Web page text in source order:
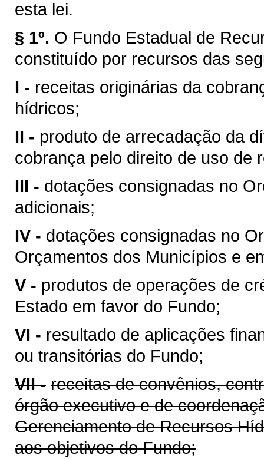
esta lei.
§ 1º. O Fundo Estadual de
constituído por recursos das
I - receitas originárias da
hídricos;
II - produto de arrecadação da
cobrança pelo direito de uso de
III - dotações consignadas no
adicionais;
IV - dotações consignadas no
Orçamentos dos Municípios e
V - produtos de operações de
Estado em favor do Fundo;
VI - resultado de aplicações
ou transitórias do Fundo;
VII - receitas de convênios,
órgão executivo e de
Gerenciamento de Recursos
aos objetivos do Fundo;